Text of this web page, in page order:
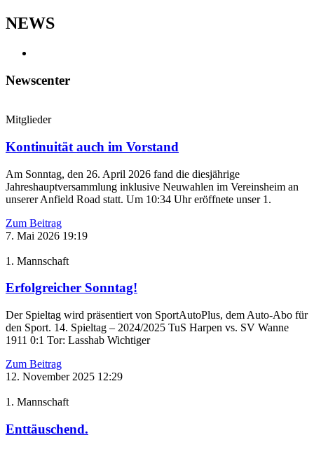
NEWS
Newscenter
Mitglieder
Kontinuität auch im Vorstand
Am Sonntag, den 26. April 2026 fand die diesjährige
Jahreshauptversammlung inklusive Neuwahlen im Vereinsheim an
unserer Anfield Road statt. Um 10:34 Uhr eröffnete unser 1.
Zum Beitrag
7. Mai 2026 19:19
1. Mannschaft
Erfolgreicher Sonntag!
Der Spieltag wird präsentiert von SportAutoPlus, dem Auto-Abo für
den Sport. 14. Spieltag – 2024/2025 TuS Harpen vs. SV Wanne
1911 0:1 Tor: Lasshab Wichtiger
Zum Beitrag
12. November 2025 12:29
1. Mannschaft
Enttäuschend.